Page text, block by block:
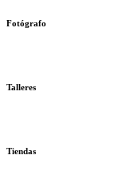
Fotógrafo
Talleres
Tiendas